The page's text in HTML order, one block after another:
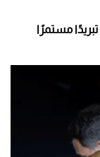
مستمرًا